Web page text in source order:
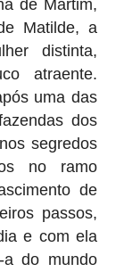
de Martim,
Matilde, a
distinta,
atraente.
uma das
dos
segredos
no ramo
de
passos,
e com ela
a do mundo